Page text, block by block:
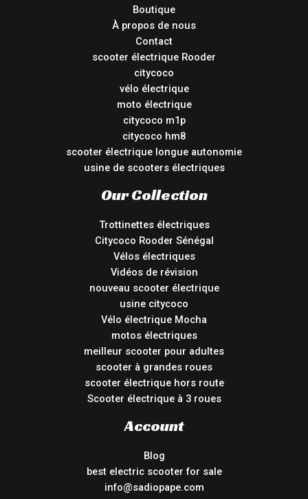
Boutique
À propos de nous
Contact
scooter électrique Rooder
citycoco
vélo électrique
moto électrique
citycoco m1p
citycoco hm8
scooter électrique longue autonomie
usine de scooters électriques
Our Collection
Trottinettes électriques
Citycoco Rooder Sénégal
Vélos électriques
Vidéos de révision
nouveau scooter électrique
usine citycoco
Vélo électrique Mocha
motos électriques
meilleur scooter pour adultes
scooter à grandes roues
scooter électrique hors route
Scooter électrique à 3 roues
Account
Blog
best electric scooter for sale
info@sadiopape.com